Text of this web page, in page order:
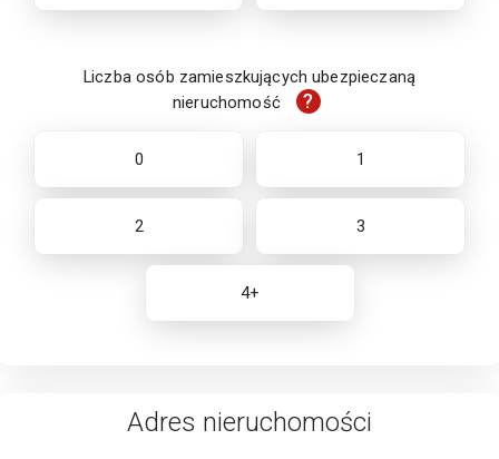
Liczba osób zamieszkujących ubezpieczaną
nieruchomość
?
0 1
2 3
4+
Adres nieruchomości